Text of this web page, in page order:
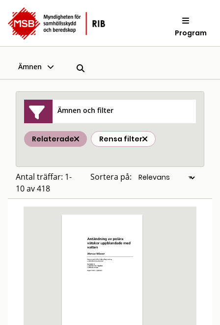
Program
Ämnen
Ämnen och filter
Relaterade Rensa filter
Antal träffar: 1-
10 av 418
Sortera på: